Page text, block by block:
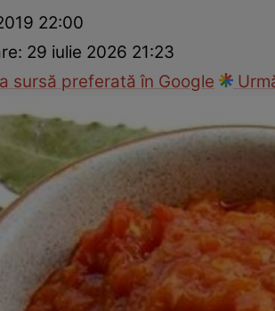
22:00
29 iulie 2026 21:23
sursă preferată în Google